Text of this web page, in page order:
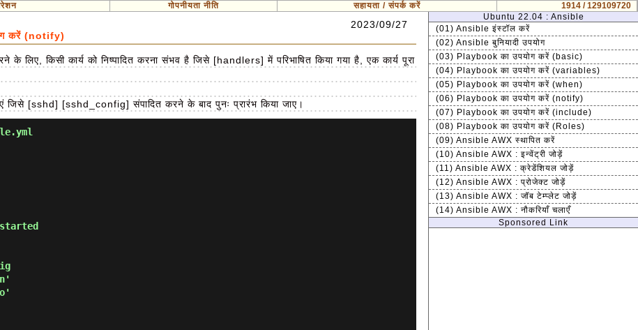
गोपनीयता नीति सहायता / संपर्क करें
1914 / 129109720
करें (notify)
2023/09/27
किसी कार्य को निष्पादित करना संभव है जिसे [handlers] में परिभाषित किया गया है, एक कार्य पूरा
[sshd] [sshd_config] संपादित करने के बाद पुनः प्रारंभ किया जाए।
Ubuntu 22.04 : Ansible
(01) Ansible इंस्टॉल करें
(02) Ansible बुनियादी उपयोग
(03) Playbook का उपयोग करें (basic)
(04) Playbook का उपयोग करें (variables)
(05) Playbook का उपयोग करें (when)
(06) Playbook का उपयोग करें (notify)
(07) Playbook का उपयोग करें (include)
(08) Playbook का उपयोग करें (Roles)
(09) Ansible AWX स्थापित करें
(10) Ansible AWX : इन्वेंट्री जोड़ें
(11) Ansible AWX : क्रेडेंशियल जोड़ें
(12) Ansible AWX : प्रोजेक्ट जोड़ें
(13) Ansible AWX : जॉब टेम्प्लेट जोड़ें
(14) Ansible AWX : नौकरियाँ चलाएँ
Sponsored Link